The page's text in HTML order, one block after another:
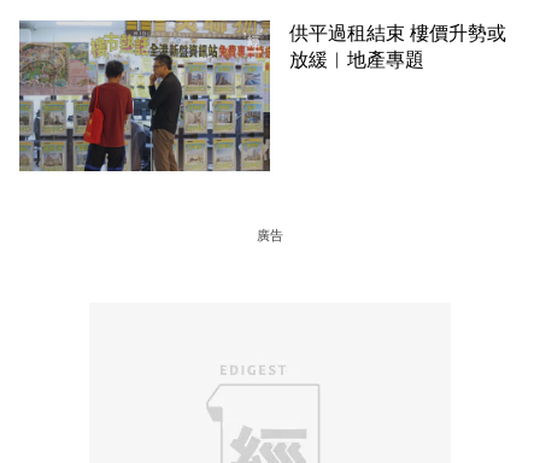
供平過租結束 樓價升勢或
放緩︳地產專題
廣告